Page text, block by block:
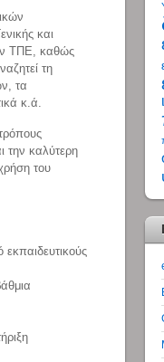
και
ΤΠΕ, καθώς
τη
τα
κ.ά.
την καλύτερη
του